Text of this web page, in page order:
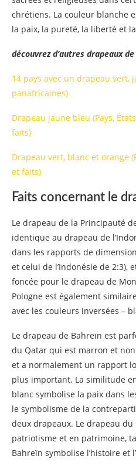
Drapeau japonais
drapeau du Japon :
Drapeau Suisse
Que symbolise
drapeau suisse :
Que symbolise
drapeau suisse :
Drapeau de la
Que symbolise
drapeau de la Tunisie :
Drapeau de la
Que symbolise
drapeau de la Turquie :
Drapeau de
Drapeau du
Que symbolise
drapeau du Groenland :
Drapeau du Qatar
Que symbolise
drapeau du Qatar :
chrétiens. La couleur blanche
la paix, la pureté, la liberté et
découvrez d’autres drapeaux
14 pays avec un drapeau vert,
panafricaines)
Drapeau jaune bleu (Pays,
faits)
Drapeau vert, blanc et orange
et faits)
Faits concernant le
Le drapeau de la Principauté
identique au drapeau de
dans les rapports de
et celui de l’Indonésie de 2:3),
foncée pour le drapeau de
Pologne est également
avec les couleurs inversées –
Le drapeau de Bahreïn est
du Qatar qui est marron et
et a normalement un rapport
plus important. La similitude
blanc symbolise la paix dans
le symbolisme de la
deux drapeaux. Le drapeau
patriotisme et en patrimoine,
Bahreïn symbolise l’histoire et